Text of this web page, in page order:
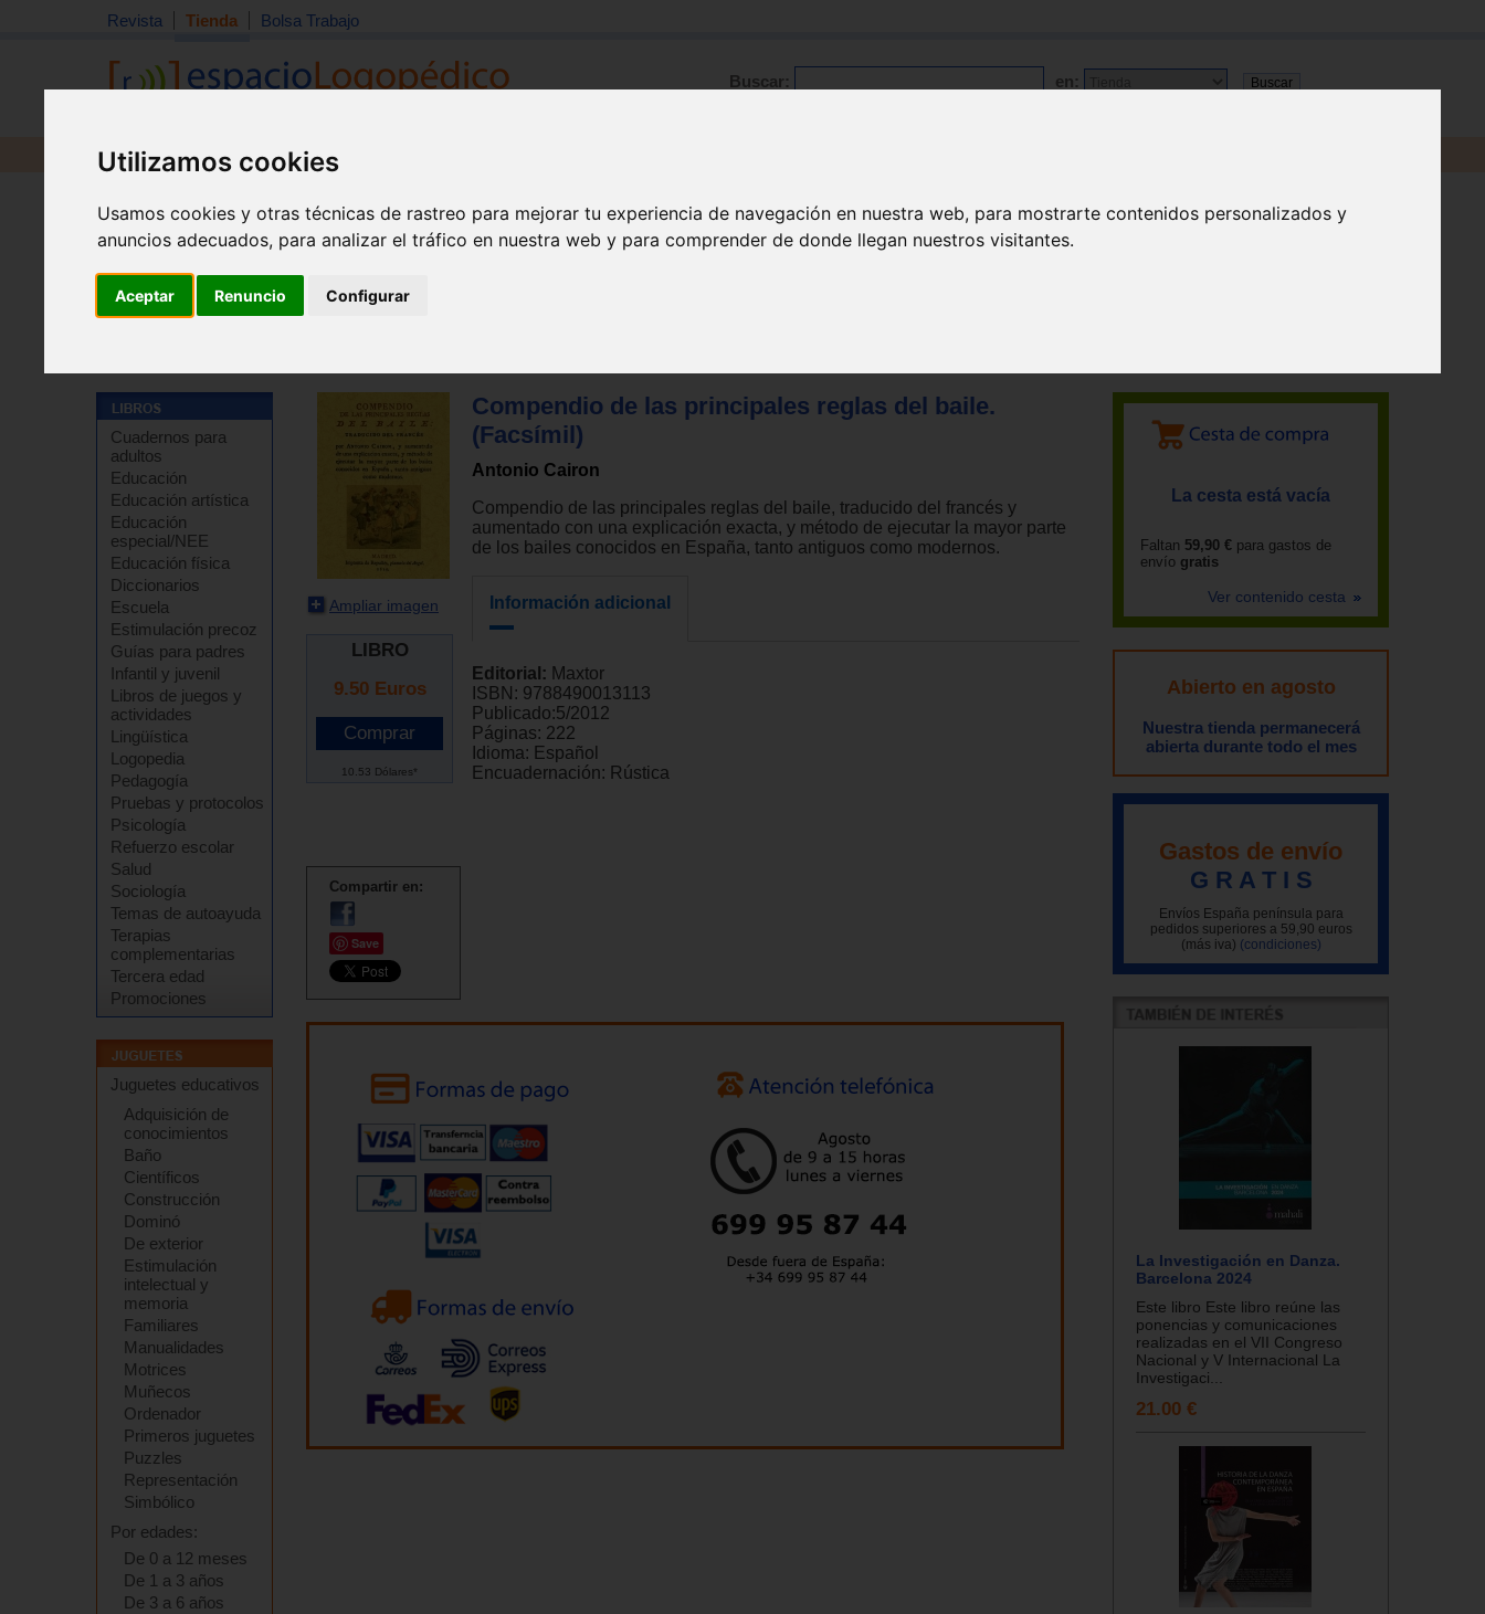
Utilizamos cookies
Usamos cookies y otras técnicas de rastreo para mejorar tu experiencia de navegación en nuestra web, para mostrarte contenidos personalizados y
anuncios adecuados, para analizar el tráfico en nuestra web y para comprender de donde llegan nuestros visitantes.
Aceptar Renuncio Configurar
Revista Tienda Bolsa Trabajo
Buscar: en:
Revista Libros Material
Cuadernos para
adultos
Educación
Educación artística
Educación
especial/NEE
Educación física
Diccionarios
Escuela
Estimulación precoz
Guías para padres
Infantil y juvenil
Libros de juegos y
actividades
Lingüística
Logopedia
Pedagogía
Pruebas y protocolos
Psicología
Refuerzo escolar
Salud
Sociología
Temas de autoayuda
Terapias
complementarias
Tercera edad
Promociones
Juguetes educativos
Adquisición de
conocimientos
Baño
Científicos
Construcción
Dominó
De exterior
Estimulación
intelectual y
memoria
Familiares
Manualidades
Motrices
Muñecos
Ordenador
Primeros juguetes
Puzzles
Representación
Simbólico
Por edades:
De 0 a 12 meses
De 1 a 3 años
De 3 a 6 años
Ampliar imagen
LIBRO
9.50 Euros
10.53 Dólares*
Compartir en:
Save
Compendio de las principales reglas del baile.
(Facsímil)
Antonio Cairon
Compendio de las principales reglas del baile, traducido del francés y
aumentado con una explicación exacta, y método de ejecutar la mayor parte
de los bailes conocidos en España, tanto antiguos como modernos.
Información adicional
Editorial: Maxtor
ISBN: 9788490013113
Publicado:5/2012
Páginas: 222
Idioma: Español
Encuadernación: Rústica
La cesta está vacía
Faltan 59,90 € para gastos de
envío gratis
Ver contenido cesta
Abierto en agosto
Nuestra tienda permanecerá
abierta durante todo el mes
Gastos de envío
G R A T I S
Envíos España península para
pedidos superiores a 59,90 euros
(más iva) (condiciones)
La Investigación en Danza.
Barcelona 2024
Este libro Este libro reúne las
ponencias y comunicaciones
realizadas en el VII Congreso
Nacional y V Internacional La
Investigaci...
21.00 €